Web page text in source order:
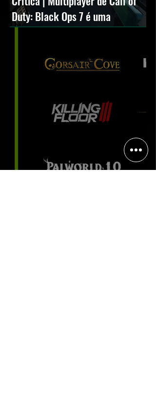
Duty: Black Ops 7 é uma
experiência positiva, divertida e